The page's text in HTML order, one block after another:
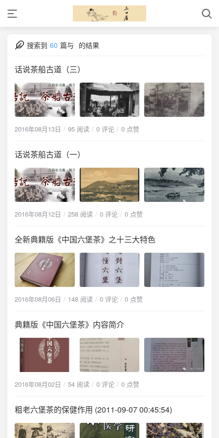
搜索到 60 篇与 的结果
话说茶船古道（三）
2016年08月13日 95 阅读 0 评论 0 点赞
话说茶船古道（一）
2016年08月12日 258 阅读 0 评论 0 点赞
全新典籍版《中国六堡茶》之十三大特色
2016年08月06日 148 阅读 0 评论 0 点赞
典籍版《中国六堡茶》内容简介
2016年08月02日 54 阅读 0 评论 0 点赞
粗老六堡茶的保健作用 (2011-09-07 00:45:54)